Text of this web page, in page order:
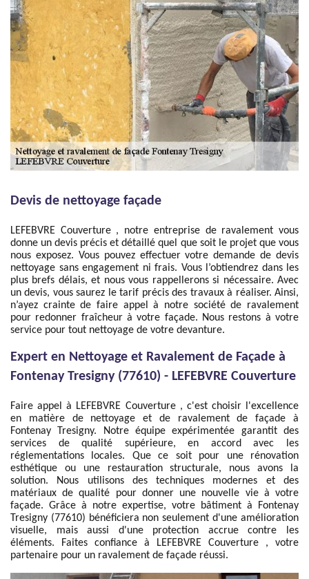
Devis de nettoyage façade
LEFEBVRE Couverture , notre entreprise de ravalement vous
donne un devis précis et détaillé quel que soit le projet que vous
nous exposez. Vous pouvez effectuer votre demande de devis
nettoyage sans engagement ni frais. Vous l’obtiendrez dans les
plus brefs délais, et nous vous rappellerons si nécessaire. Avec
un devis, vous saurez le tarif précis des travaux à réaliser. Ainsi,
n’ayez crainte de faire appel à notre société de ravalement
pour redonner fraîcheur à votre façade. Nous restons à votre
service pour tout nettoyage de votre devanture.
Expert en Nettoyage et Ravalement de Façade à
Fontenay Tresigny (77610) - LEFEBVRE Couverture
Faire appel à LEFEBVRE Couverture , c'est choisir l'excellence
en matière de nettoyage et de ravalement de façade à
Fontenay Tresigny. Notre équipe expérimentée garantit des
services de qualité supérieure, en accord avec les
réglementations locales. Que ce soit pour une rénovation
esthétique ou une restauration structurale, nous avons la
solution. Nous utilisons des techniques modernes et des
matériaux de qualité pour donner une nouvelle vie à votre
façade. Grâce à notre expertise, votre bâtiment à Fontenay
Tresigny (77610) bénéficiera non seulement d'une amélioration
visuelle, mais aussi d'une protection accrue contre les
éléments. Faites confiance à LEFEBVRE Couverture , votre
partenaire pour un ravalement de façade réussi.